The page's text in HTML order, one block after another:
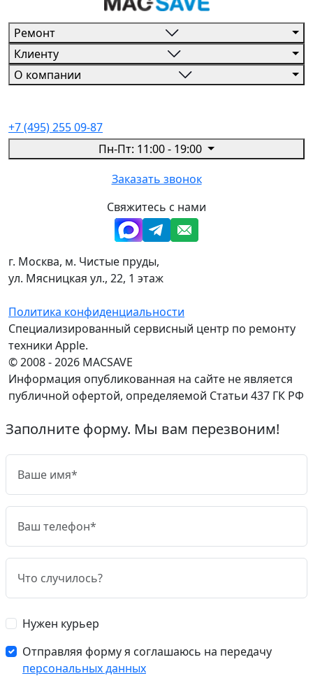
Ремонт
Клиенту
О компании
+7 (495) 255 09-87
Пн-Пт: 11:00 - 19:00
Заказать звонок
Свяжитесь с нами
г. Москва, м. Чистые пруды,
ул. Мясницкая ул., 22, 1 этаж
Политика конфиденциальности
Специализированный сервисный центр по ремонту
техники Apple.
© 2008 - 2026 MACSAVE
Информация опубликованная на сайте не является
публичной офертой, определяемой Статьи 437 ГК РФ
Заполните форму. Мы вам перезвоним!
Нужен курьер
Отправляя форму я соглашаюсь на передачу
персональных данных